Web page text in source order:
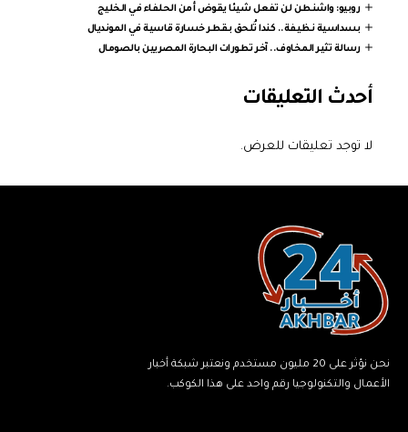
روبيو: واشنطن لن تفعل شيئا يقوض أمن الحلفاء في الخليج
بسداسية نظيفة.. كندا تُلحق بقطر خسارة قاسية في المونديال
رسالة تثير المخاوف.. آخر تطورات البحارة المصريين بالصومال
أحدث التعليقات
لا توجد تعليقات للعرض.
نحن نؤثر على 20 مليون مستخدم ونعتبر شبكة أخبار
الأعمال والتكنولوجيا رقم واحد على هذا الكوكب.